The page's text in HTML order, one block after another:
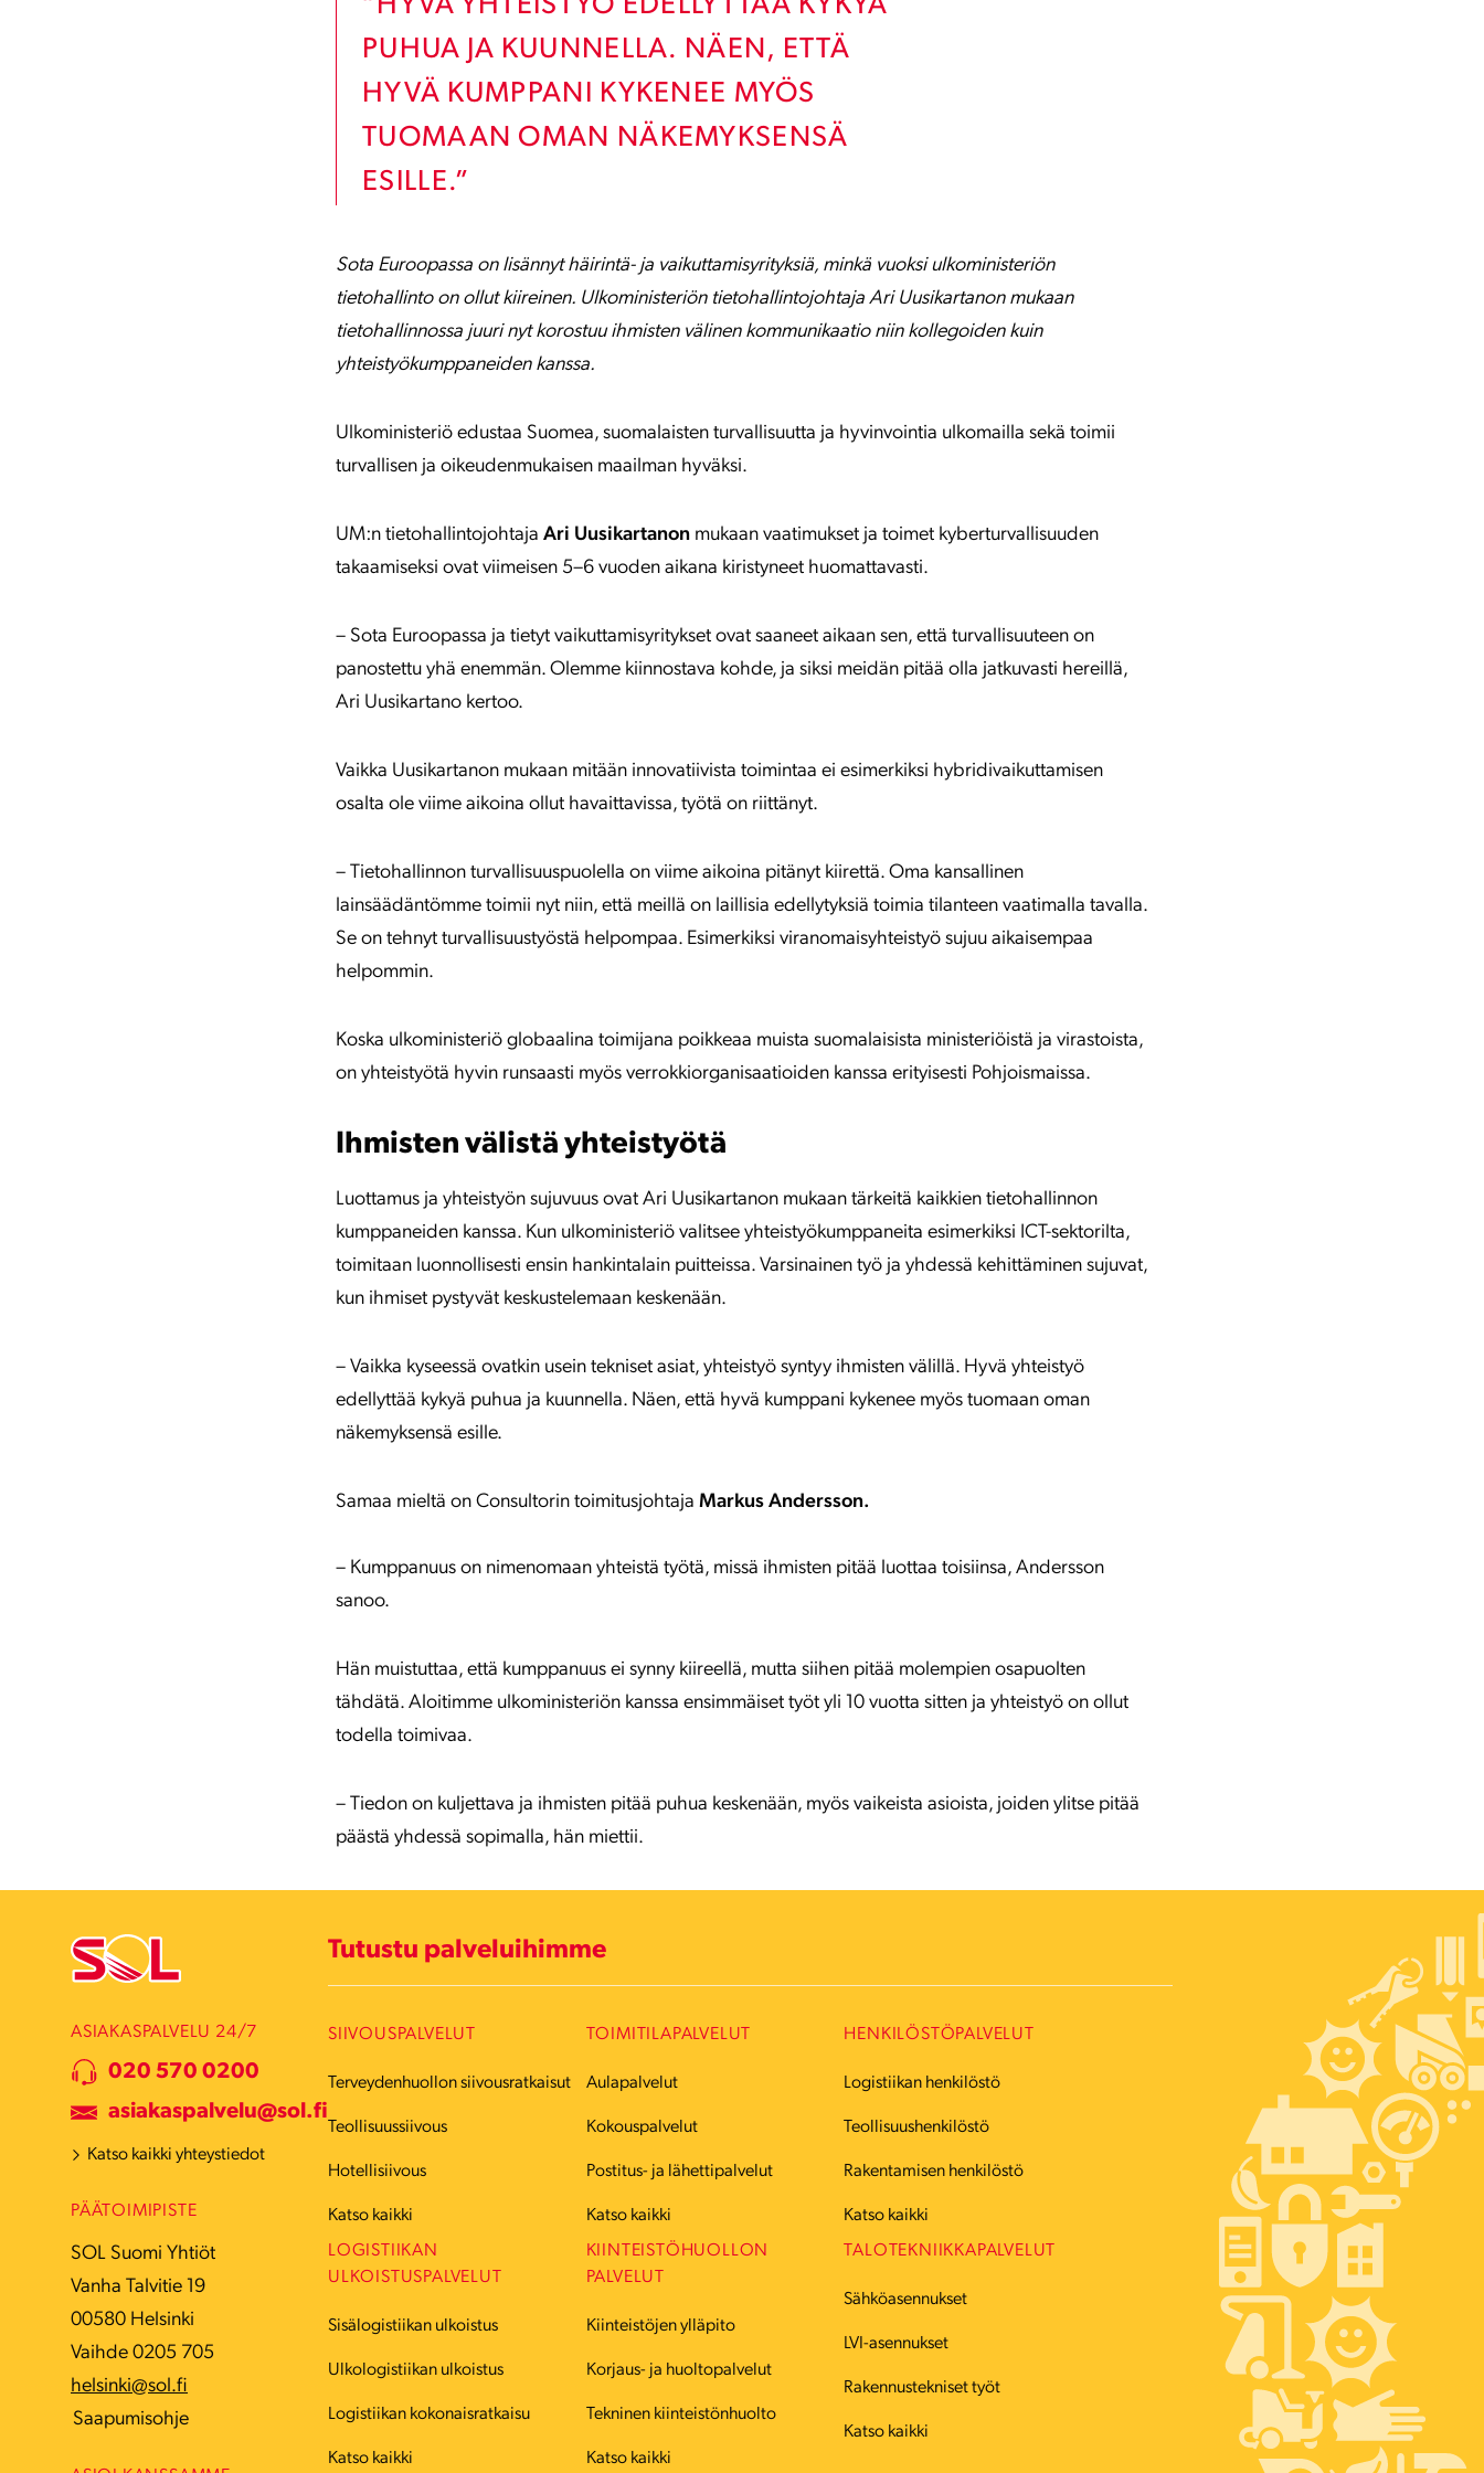
”HYVÄ YHTEISTYÖ EDELLYTTÄÄ KYKYÄ
PUHUA JA KUUNNELLA. NÄEN, ETTÄ
HYVÄ KUMPPANI KYKENEE MYÖS
TUOMAAN OMAN NÄKEMYKSENSÄ
ESILLE.”
Sota Euroopassa on lisännyt häirintä- ja vaikuttamisyrityksiä, minkä vuoksi ulkoministeriön
tietohallinto on ollut kiireinen. Ulkoministeriön tietohallintojohtaja Ari Uusikartanon mukaan
tietohallinnossa juuri nyt korostuu ihmisten välinen kommunikaatio niin kollegoiden kuin
yhteistyökumppaneiden kanssa.
Ulkoministeriö edustaa Suomea, suomalaisten turvallisuutta ja hyvinvointia ulkomailla sekä toimii
turvallisen ja oikeudenmukaisen maailman hyväksi.
UM:n tietohallintojohtaja Ari Uusikartanon mukaan vaatimukset ja toimet kyberturvallisuuden
takaamiseksi ovat viimeisen 5–6 vuoden aikana kiristyneet huomattavasti.
– Sota Euroopassa ja tietyt vaikuttamisyritykset ovat saaneet aikaan sen, että turvallisuuteen on
panostettu yhä enemmän. Olemme kiinnostava kohde, ja siksi meidän pitää olla jatkuvasti hereillä,
Ari Uusikartano kertoo.
Vaikka Uusikartanon mukaan mitään innovatiivista toimintaa ei esimerkiksi hybridivaikuttamisen
osalta ole viime aikoina ollut havaittavissa, työtä on riittänyt.
– Tietohallinnon turvallisuuspuolella on viime aikoina pitänyt kiirettä. Oma kansallinen
lainsäädäntömme toimii nyt niin, että meillä on laillisia edellytyksiä toimia tilanteen vaatimalla tavalla.
Se on tehnyt turvallisuustyöstä helpompaa. Esimerkiksi viranomaisyhteistyö sujuu aikaisempaa
helpommin.
Koska ulkoministeriö globaalina toimijana poikkeaa muista suomalaisista ministeriöistä ja virastoista,
on yhteistyötä hyvin runsaasti myös verrokkiorganisaatioiden kanssa erityisesti Pohjoismaissa.
Ihmisten välistä yhteistyötä
Luottamus ja yhteistyön sujuvuus ovat Ari Uusikartanon mukaan tärkeitä kaikkien tietohallinnon
kumppaneiden kanssa. Kun ulkoministeriö valitsee yhteistyökumppaneita esimerkiksi ICT-sektorilta,
toimitaan luonnollisesti ensin hankintalain puitteissa. Varsinainen työ ja yhdessä kehittäminen sujuvat,
kun ihmiset pystyvät keskustelemaan keskenään.
– Vaikka kyseessä ovatkin usein tekniset asiat, yhteistyö syntyy ihmisten välillä. Hyvä yhteistyö
edellyttää kykyä puhua ja kuunnella. Näen, että hyvä kumppani kykenee myös tuomaan oman
näkemyksensä esille.
Samaa mieltä on Consultorin toimitusjohtaja Markus Andersson.
– Kumppanuus on nimenomaan yhteistä työtä, missä ihmisten pitää luottaa toisiinsa, Andersson
sanoo.
Hän muistuttaa, että kumppanuus ei synny kiireellä, mutta siihen pitää molempien osapuolten
tähdätä. Aloitimme ulkoministeriön kanssa ensimmäiset työt yli 10 vuotta sitten ja yhteistyö on ollut
todella toimivaa.
– Tiedon on kuljettava ja ihmisten pitää puhua keskenään, myös vaikeista asioista, joiden ylitse pitää
päästä yhdessä sopimalla, hän miettii.
ASIAKASPALVELU 24/7
020 570 0200
asiakaspalvelu@sol.fi
Katso kaikki yhteystiedot
PÄÄTOIMIPISTE
SOL Suomi Yhtiöt
Vanha Talvitie 19
00580 Helsinki
Vaihde 0205 705
helsinki@sol.fi
Saapumisohje
Tutustu palveluihimme
SIIVOUSPALVELUT
Terveydenhuollon siivousratkaisut
Teollisuussiivous
Hotellisiivous
Katso kaikki
TOIMITILAPALVELUT
Aulapalvelut
Kokouspalvelut
Postitus- ja lähettipalvelut
Katso kaikki
HENKILÖSTÖPALVELUT
Logistiikan henkilöstö
Teollisuushenkilöstö
Rakentamisen henkilöstö
Katso kaikki
LOGISTIIKAN
ULKOISTUSPALVELUT
Sisälogistiikan ulkoistus
Ulkologistiikan ulkoistus
Logistiikan kokonaisratkaisu
Katso kaikki
KIINTEISTÖHUOLLON
PALVELUT
Kiinteistöjen ylläpito
Korjaus- ja huoltopalvelut
Tekninen kiinteistönhuolto
Katso kaikki
TALOTEKNIIKKAPALVELUT
Sähköasennukset
LVI-asennukset
Rakennustekniset työt
Katso kaikki